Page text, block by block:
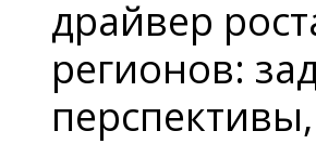
драйвер
регионов: